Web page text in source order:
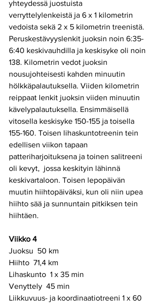
yhteydessä juostuista
verryttelylenkeistä ja 6 x 1 kilometrin
vedoista sekä 2 x 5 kilometrin treenistä.
Peruskestävyyslenkit juoksin noin 6:35-
6:40 keskivauhdilla ja keskisyke oli noin
138. Kilometrin vedot juoksin
nousujohteisesti kahden minuutin
hölkkäpalautuksella. Viiden kilometrin
reippaat lenkit juoksin viiden minuutin
kävelypalautuksella. Ensimmäisellä
vitosella keskisyke 150-155 ja toisella
155-160. Toisen lihaskuntotreenin tein
edellisen viikon tapaan
patteriharjoituksena ja toinen salitreeni
oli kevyt,  jossa keskityin lähinnä
keskivartaloon. Toisen lepopäivän
muutin hiihtopäiväksi, kun oli niin upea
hiihto sää ja sunnuntain pitkiksen tein
hiihtäen.
Viikko 4
Juoksu  50 km
Hiihto  71,4 km
Lihaskunto  1 x 35 min
Venyttely  45 min
Liikkuvuus- ja koordinaatiotreeni 1 x 60